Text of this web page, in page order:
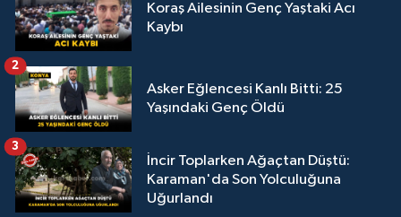
Koraş Ailesinin Genç Yaştaki Acı
Kaybı
Asker Eğlencesi Kanlı Bitti: 25
Yaşındaki Genç Öldü
2
İncir Toplarken Ağaçtan Düştü:
Karaman'da Son Yolculuğuna
Uğurlandı
3